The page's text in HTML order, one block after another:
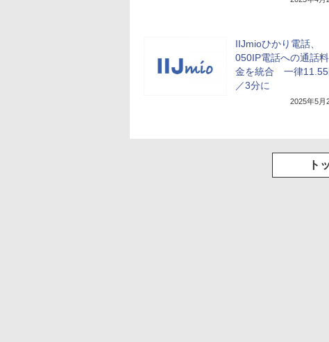
IIJmioひかり電話、
050IP電話への通話料
金を統合 一律11.55
／3分に
2025年5月
ト